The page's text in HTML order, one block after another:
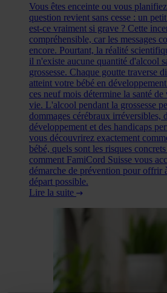
Vous êtes enceinte ou vous
question revient sans cesse : un
est-ce vraiment si grave ? Cette
compréhensible, car les messages
encore. Pourtant, la réalité
il n'existe aucune quantité d'alcool
grossesse. Chaque goutte traverse
atteint votre bébé en
ces neuf mois détermine la santé
vie. L'alcool pendant la grossesse
dommages cérébraux irréversibles,
développement et des handicaps
vous découvrirez exactement
bébé, quels sont les risques
comment FamiCord Suisse vous
démarche de prévention pour offrir
départ possible.
Lire la suite